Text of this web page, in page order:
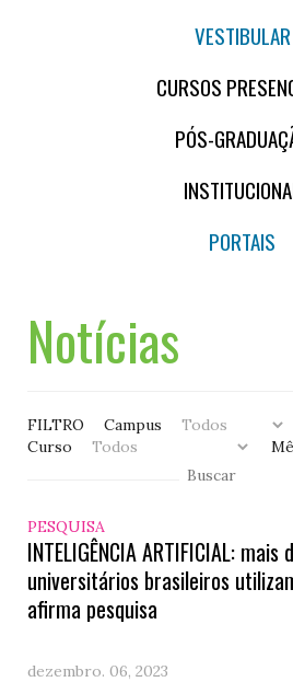
VESTIBULAR
CURSOS
PÓS-
PORTAIS
Notícias
FILTRO
Campus
Curso
PESQUISA
INTELIGÊNCIA ARTIFICIAL:
universitários brasileiros
afirma pesquisa
dezembro. 06, 2023